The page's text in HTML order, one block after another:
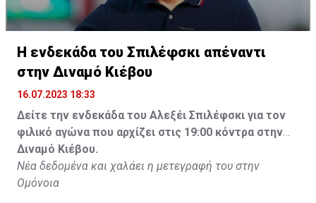
Η ενδεκάδα του Σπιλέφσκι απέναντι
στην Διναμό Κιέβου
16.07.2023 18:33
Δείτε την ενδεκάδα του Αλεξέι Σπιλέφσκι για τον
φιλικό αγώνα που αρχίζει στις 19:00 κόντρα στην
Διναμό Κιέβου.
Νέα δεδομένα και χαλάει η μετεγραφή του στην
Ομόνοια